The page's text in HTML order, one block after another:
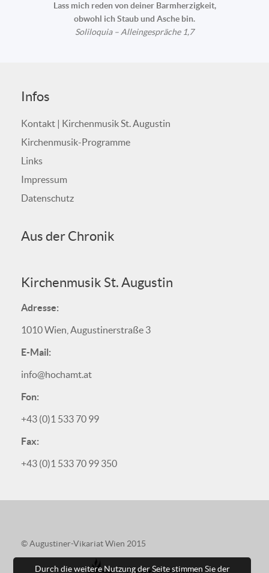
Lass mich reden von deiner Barmherzigkeit,
obwohl ich Staub und Asche bin.
Soliloquia – Alleingespräche 1,7
Infos
Kontakt | Kirchenmusik St. Augustin
Kirchenmusik-Programme
Links
Impressum
Datenschutz
Aus der Chronik
Kirchenmusik St. Augustin
Adresse:
1010 Wien, Augustinerstraße 3
E-Mail:
info@hochamt.at
Fon:
+43 (0)1 533 70 99
Fax:
+43 (0)1 533 70 99 350
© Augustiner-Vikariat Wien 2015
Durch die weitere Nutzung der Seite stimmen Sie der